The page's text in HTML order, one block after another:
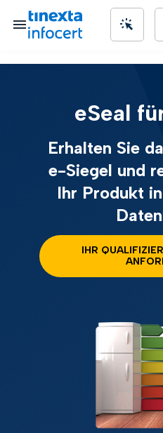
eSeal
Erhalten Sie
e-Siegel und
Ihr Produkt
IHR